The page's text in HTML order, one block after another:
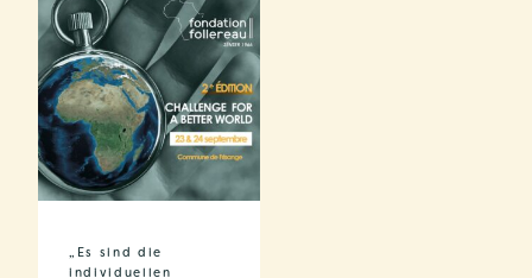
„Es sind die
individuellen